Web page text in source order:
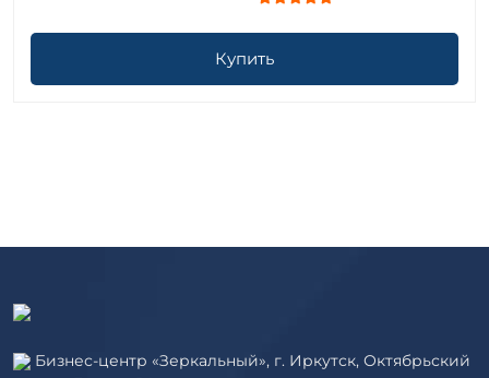
Купить
Бизнес-центр «Зеркальный», г. Иркутск, Октябрьский